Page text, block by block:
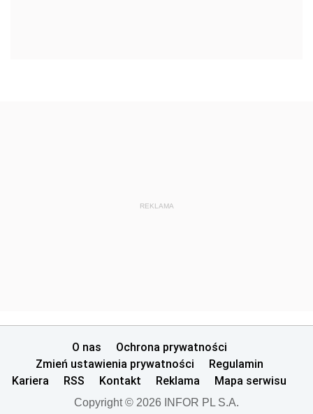
REKLAMA
O nas
Ochrona prywatności
Zmień ustawienia prywatności
Regulamin
Kariera
RSS Kontakt Reklama Mapa serwisu
Copyright © 2026 INFOR PL S.A.